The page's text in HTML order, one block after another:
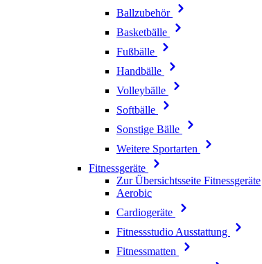
Ballzubehör
Basketbälle
Fußbälle
Handbälle
Volleybälle
Softbälle
Sonstige Bälle
Weitere Sportarten
Fitnessgeräte
Zur Übersichtsseite Fitnessgeräte
Aerobic
Cardiogeräte
Fitnessstudio Ausstattung
Fitnessmatten